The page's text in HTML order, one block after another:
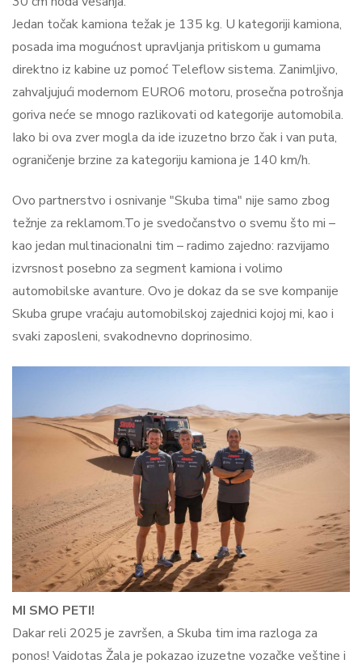
Jedan točak kamiona težak je 135 kg. U kategoriji kamiona,
posada ima mogućnost upravljanja pritiskom u gumama
direktno iz kabine uz pomoć Teleflow sistema. Zanimljivo,
zahvaljujući modernom EURO6 motoru, prosečna potrošnja
goriva neće se mnogo razlikovati od kategorije automobila.
Iako bi ova zver mogla da ide izuzetno brzo čak i van puta,
ograničenje brzine za kategoriju kamiona je 140 km/h.
Ovo partnerstvo i osnivanje "Skuba tima" nije samo zbog
težnje za reklamom.To je svedočanstvo o svemu što mi –
kao jedan multinacionalni tim – radimo zajedno: razvijamo
izvrsnost posebno za segment kamiona i volimo
automobilske avanture. Ovo je dokaz da se sve kompanije
Skuba grupe vraćaju automobilskoj zajednici kojoj mi, kao i
svaki zaposleni, svakodnevno doprinosimo.
MI SMO PETI!
Dakar reli 2025 je završen, a Skuba tim ima razloga za
ponos! Vaidotas Žala je pokazao izuzetne vozačke veštine i